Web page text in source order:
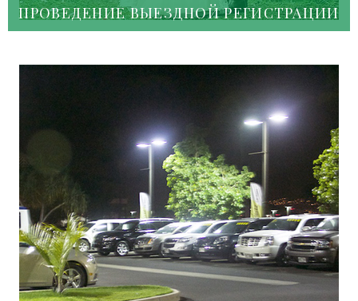
ПРОВЕДЕНИЕ ВЫЕЗДНОЙ РЕГИСТРАЦИИ